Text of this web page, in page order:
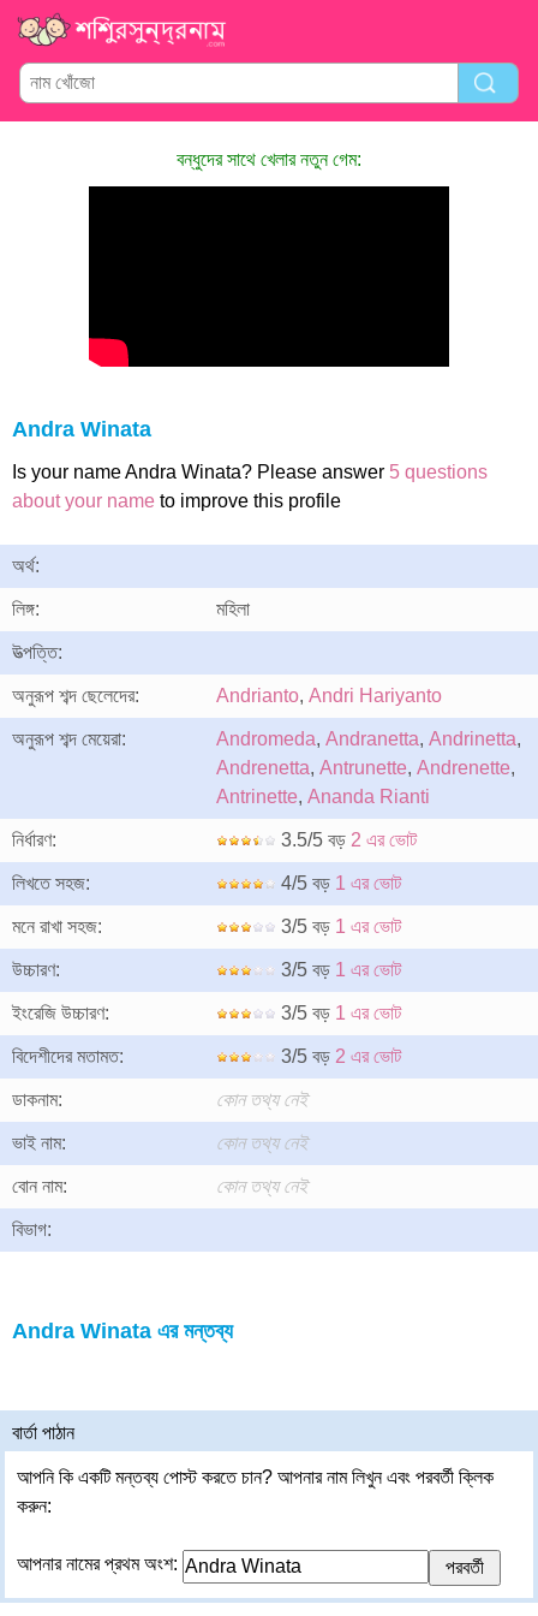
বন্ধুদের সাথে খেলার নতুন গেম:
Andra Winata
Is your name Andra Winata? Please answer 5 questions
about your name to improve this profile
অর্থ:
লিঙ্গ: মহিলা
উত্পত্তি:
অনুরূপ শব্দ ছেলেদের: Andrianto, Andri Hariyanto
অনুরূপ শব্দ মেয়েরা: Andromeda, Andranetta, Andrinetta,
Andrenetta, Antrunette, Andrenette,
Antrinette, Ananda Rianti
নির্ধারণ: 3.5/5 বড় 2 এর ভোট
লিখতে সহজ: 4/5 বড় 1 এর ভোট
মনে রাখা সহজ: 3/5 বড় 1 এর ভোট
উচ্চারণ: 3/5 বড় 1 এর ভোট
ইংরেজি উচ্চারণ: 3/5 বড় 1 এর ভোট
বিদেশীদের মতামত: 3/5 বড় 2 এর ভোট
ডাকনাম: কোন তথ্য নেই
ভাই নাম: কোন তথ্য নেই
বোন নাম: কোন তথ্য নেই
বিভাগ:
Andra Winata এর মন্তব্য
বার্তা পাঠান
আপনি কি একটি মন্তব্য পোস্ট করতে চান? আপনার নাম লিখুন এবং পরবর্তী ক্লিক
করুন:
আপনার নামের প্রথম অংশ: